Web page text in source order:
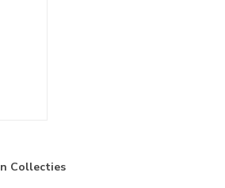
Collecties